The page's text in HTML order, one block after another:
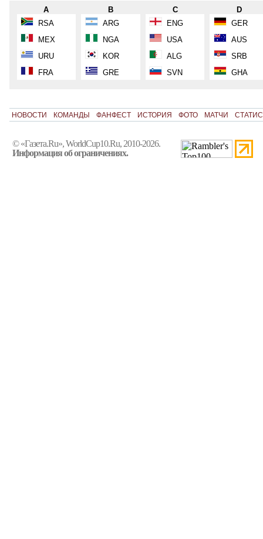
A
RSA
MEX
URU
FRA
B
ARG
NGA
KOR
GRE
C
ENG
USA
ALG
SVN
D
GER
AUS
SRB
GHA
НОВОСТИ КОМАНДЫ ФАНФЕСТ ИСТОРИЯ ФОТО МАТЧИ
© «Газета.Ru», WorldCup10.Ru, 2010-2026.
Информация об ограничениях.